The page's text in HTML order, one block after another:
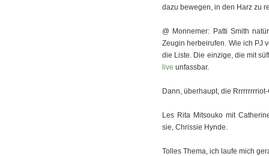
dazu bewegen, in den Harz zu
@ Monnemer: Patti Smith
Zeugin herbeirufen. Wie ich PJ
die Liste. Die einzige, die mit
live unfassbar.
Dann, überhaupt, die
Les Rita Mitsouko mit
sie, Chrissie Hynde.
Tolles Thema, ich laufe mich